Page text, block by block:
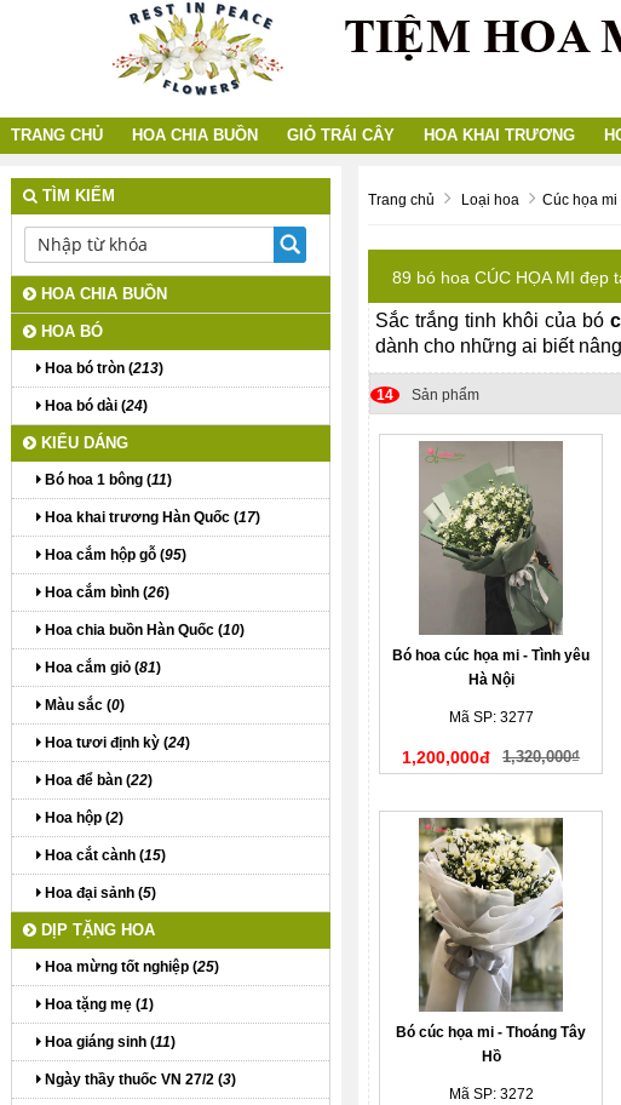
TRANG CHỦ HOA CHIA BUỒN GIỎ TRÁI CÂY HOA KHAI TRƯƠNG
Trang chủ Loại hoa Cúc họa mi
89 bó hoa CÚC HỌA MI đẹp
Sắc trắng tinh khôi của bó
dành cho những ai biết
14 Sản phẩm
Bó hoa cúc họa mi - Tình yêu
Hà Nội
Mã SP: 3277
1,200,000đ 1,320,000₫
Bó cúc họa mi - Thoáng Tây
Hồ
Mã SP: 3272
TÌM KIẾM
HOA CHIA BUỒN
HOA BÓ
Hoa bó tròn (213)
Hoa bó dài (24)
KIỂU DÁNG
Bó hoa 1 bông (11)
Hoa khai trương Hàn Quốc (17)
Hoa cắm hộp gỗ (95)
Hoa cắm bình (26)
Hoa chia buồn Hàn Quốc (10)
Hoa cắm giỏ (81)
Màu sắc (0)
Hoa tươi định kỳ (24)
Hoa để bàn (22)
Hoa hộp (2)
Hoa cắt cành (15)
Hoa đại sảnh (5)
DỊP TẶNG HOA
Hoa mừng tốt nghiệp (25)
Hoa tặng mẹ (1)
Hoa giáng sinh (11)
Ngày thầy thuốc VN 27/2 (3)